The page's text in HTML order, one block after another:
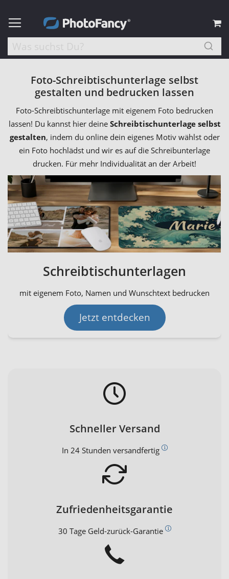
Foto-Schreibtischunterlage selbst
gestalten und bedrucken lassen
Foto-Schreibtischunterlage mit eigenem Foto bedrucken
lassen! Du kannst hier deine Schreibtischunterlage selbst
gestalten, indem du online dein eigenes Motiv wählst oder
ein Foto hochlädst und wir es auf die Schreibunterlage
drucken. Für mehr Individualität an der Arbeit!
Schreibtischunterlagen
mit eigenem Foto, Namen und Wunschtext bedrucken
Jetzt entdecken
Schneller Versand
In 24 Stunden versandfertig
Zufriedenheitsgarantie
30 Tage Geld-zurück-Garantie